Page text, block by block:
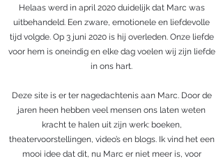
Helaas werd in april 2020 duidelijk dat Marc was
uitbehandeld. Een zware, emotionele en liefdevolle
tijd volgde. Op 3 juni 2020 is hij overleden. Onze liefde
voor hem is oneindig en elke dag voelen wij zijn liefde
in ons hart.
Deze site is er ter nagedachtenis aan Marc. Door de
jaren heen hebben veel mensen ons laten weten
kracht te halen uit zijn werk: boeken,
theatervoorstellingen, video’s en blogs. Ik vind het een
mooi idee dat dit, nu Marc er niet meer is, voor